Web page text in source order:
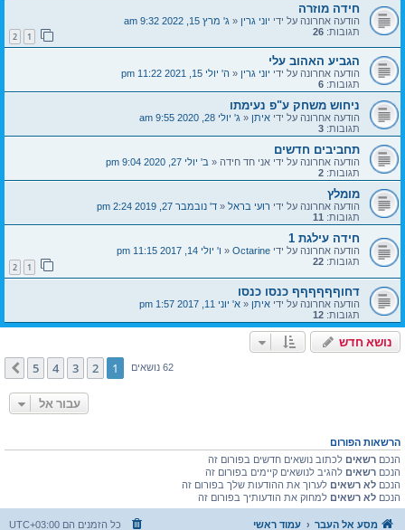
חידה מוזרה
הודעה אחרונה על ידי יוני גרין«ג' מרץ 15, 2022 9:32 am
תגובות: 26
2
הגביע האהוב עלי
הודעה אחרונה על ידי יוני גרין«ה' יולי 15, 2021 11:22 pm
תגובות: 6
ניחוש משחק ע"פ נעימתו
הודעה אחרונה על ידי איתן«ג' יולי 28, 2020 9:55 am
תגובות: 3
תחביבים חדשים
הודעה אחרונה על ידי אני חד חידה«ב' יולי 27, 2020 9:04 pm
תגובות: 2
מומלץ
הודעה אחרונה על ידי רועי בראל«ד' נובמבר 27, 2019 2:24 pm
תגובות: 11
חידה עילגת 1
הודעה אחרונה על ידי Octarine
«ו' יולי 14, 2017 11:15 pm
תגובות: 22
2
דחוףףףףףף כנסו כנסו
הודעה אחרונה על ידי איתן«א' יוני 11, 2017 1:57 pm
תגובות: 12
נושא חדש
62 נושאים 1
2
3
4
5 הבא
עבור אל
הרשאות הפורום
הנכם רשאיםלכתוב נושאים חדשים בפורום זה
הנכם רשאיםלהגיב לנושאים קיימים בפורום זה
הנכם לא רשאיםלערוך את ההודעות שלך בפורום זה
הנכם לא רשאיםלמחוק את הודעותיך בפורום זה
מסע אל העבר עמוד ראשי כל הזמנים הם UTC+03:00